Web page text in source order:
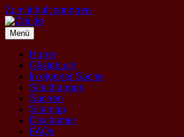
Zum Inhalt springen
Menü
Home
Gästebuch
In eigener Sache
Sitechanges
Suchen
Sitemap
Disclaimer
FAQs